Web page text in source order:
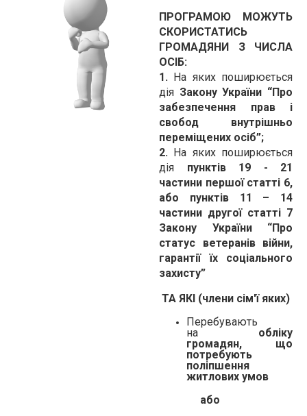
ПРОГРАМОЮ МОЖУТЬ
СКОРИСТАТИСЬ
ГРОМАДЯНИ З ЧИСЛА
ОСІБ:
1. На яких поширюється
дія Закону України “Про
забезпечення прав і
свобод внутрішньо
переміщених осіб”;
2. На яких поширюється
дія пунктів 19 - 21
частини першої статті 6,
або пунктів 11 – 14
частини другої статті 7
Закону України “Про
статус ветеранів війни,
гарантії їх соціального
захисту”
ТА ЯКІ (члени сім'ї яких)
Перебувають
на обліку
громадян, що
потребують
поліпшення
житлових умов
або